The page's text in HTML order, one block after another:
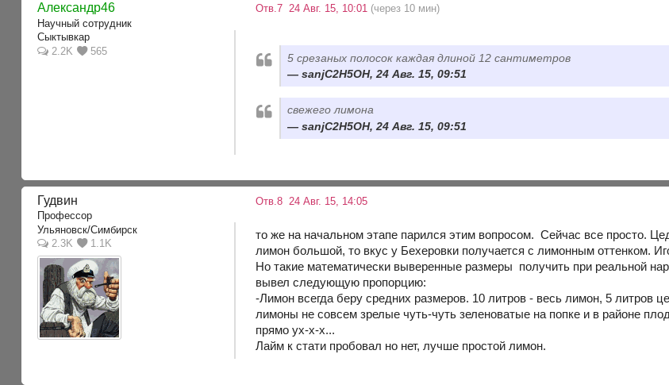
Александр46
Научный сотрудник
Сыктывкар
2.2K
565
Отв.7 24 Авг. 15, 10:01 (через 10 мин)
5 срезаных полосок каждая длиной 12 сантиметров
sanjC2H5OH, 24 Авг. 15, 09:51
свежего лимона
sanjC2H5OH, 24 Авг. 15, 09:51
Гудвин
Профессор
Ульяновск/Симбирск
2.3K
1.1K
Отв.8 24 Авг. 15, 14:05
то же на начальном этапе парился этим вопросом. Сейчас все просто.
лимон большой, то вкус у Бехеровки получается с лимонным оттенком.
Но такие математически выверенные размеры получить при реальной
вывел следующую пропорцию:
-Лимон всегда беру средних размеров. 10 литров - весь лимон, 5 литров
лимоны не совсем зрелые чуть-чуть зеленоватые на попке и в районе
прямо ух-х-х...
Лайм к стати пробовал но нет, лучше простой лимон.